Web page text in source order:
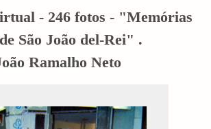
- 246 fotos - "Memórias
São João del-Rei" .
Ramalho Neto